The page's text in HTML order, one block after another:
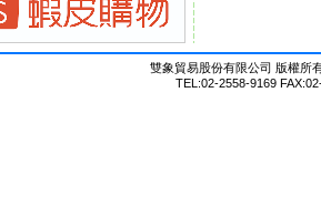
雙象貿易股份有限公司 版權所
TEL:02-2558-9169